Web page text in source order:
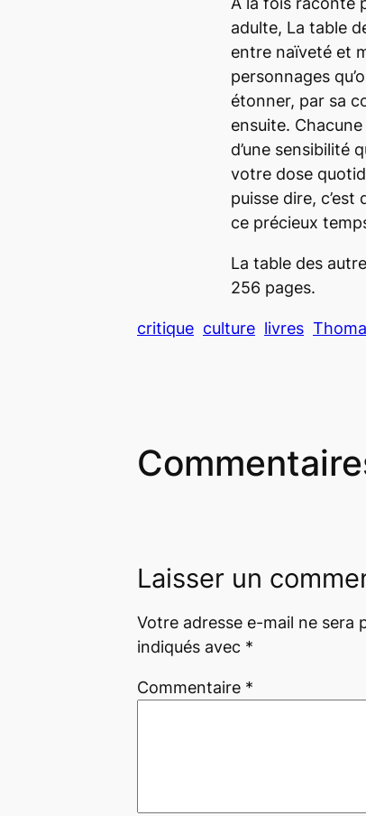
adulte, La table
entre naïveté et
personnages
étonner, par sa
ensuite. Chacune
d’une sensibilité
votre dose
puisse dire, c’est
ce précieux
La table des
256 pages.
critique culture livres
Laisser un
Votre adresse e-mail ne sera
indiqués avec *
Commentaire *